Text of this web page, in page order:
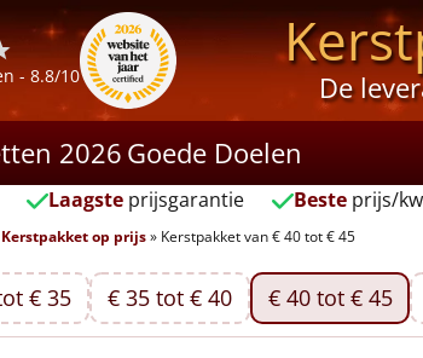
- 8.8/10
De
2026Goede Doelen
Laagsteprijsgarantie Besteprijs/
Kerstpakket op prijs» Kerstpakket van € 40 tot € 45
€ 35 € 35 tot € 40 € 40 tot € 45